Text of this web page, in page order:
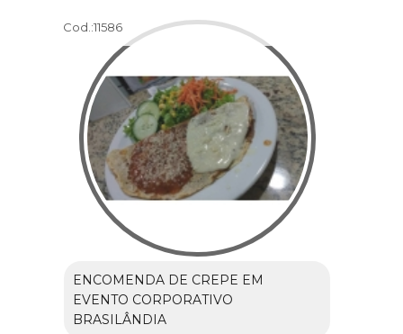
Cod.:11586
ENCOMENDA DE CREPE EM
EVENTO CORPORATIVO
BRASILÂNDIA